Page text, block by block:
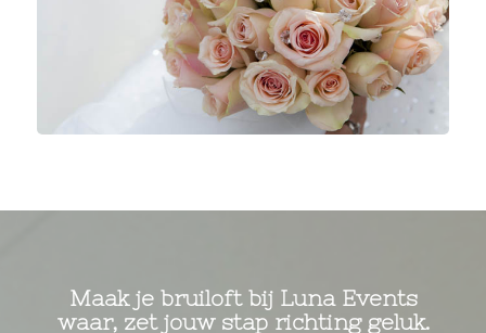
Maak je bruiloft bij Luna Events
waar, zet jouw stap richting geluk.